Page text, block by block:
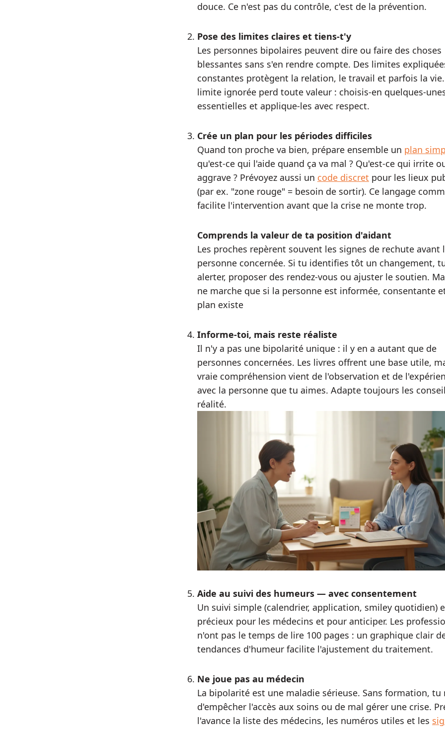
douce. Ce n'est pas du contrôle, c'est de la prévention.
Pose des limites claires et tiens‑t'y
Les personnes bipolaires peuvent dire ou faire des choses
blessantes sans s'en rendre compte. Des limites
constantes protègent la relation, le travail et parfois la
limite ignorée perd toute valeur : choisis‑en
essentielles et applique‑les avec respect.
Crée un plan pour les périodes difficiles
Quand ton proche va bien, prépare ensemble un plan
qu'est‑ce qui l'aide quand ça va mal ? Qu'est‑ce qui irrite
aggrave ? Prévoyez aussi un code discret pour les lieux
(par ex. "zone rouge" = besoin de sortir). Ce langage
facilite l'intervention avant que la crise ne monte trop.
Comprends la valeur de ta position d'aidant
Les proches repèrent souvent les signes de rechute avant
personne concernée. Si tu identifies tôt un changement,
alerter, proposer des rendez‑vous ou ajuster le soutien.
ne marche que si la personne est informée, consentante
plan existe
Informe‑toi, mais reste réaliste
Il n'y a pas une bipolarité unique : il y en a autant que de
personnes concernées. Les livres offrent une base utile,
vraie compréhension vient de l'observation et de
avec la personne que tu aimes. Adapte toujours les
réalité.
Aide au suivi des humeurs — avec consentement
Un suivi simple (calendrier, application, smiley quotidien)
précieux pour les médecins et pour anticiper. Les
n'ont pas le temps de lire 100 pages : un graphique clair
tendances d'humeur facilite l'ajustement du traitement.
Ne joue pas au médecin
La bipolarité est une maladie sérieuse. Sans formation, tu
d'empêcher l'accès aux soins ou de mal gérer une crise.
l'avance la liste des médecins, les numéros utiles et les